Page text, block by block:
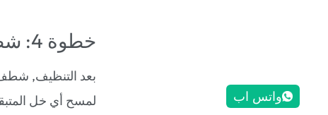
خطوة 4: شطف ومسح
بعد التنظيف,
لمسح أي خل
واتس اب